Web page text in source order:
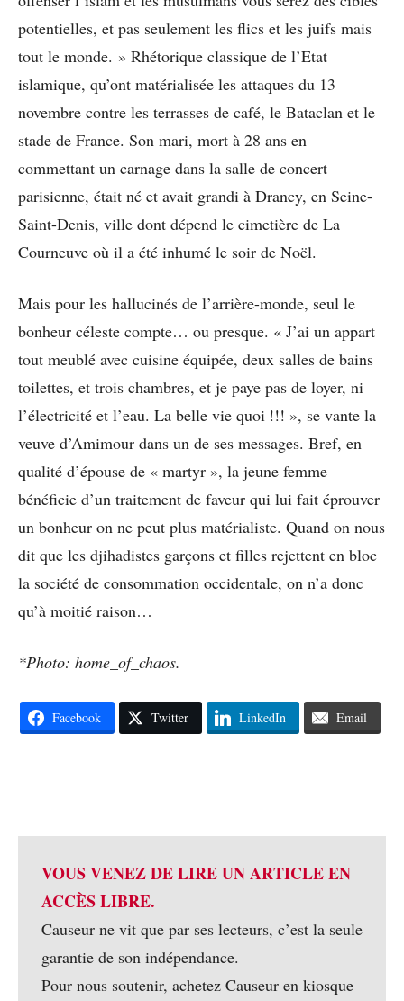
potentielles, et pas seulement les flics et les juifs mais
tout le monde. » Rhétorique classique de l’Etat
islamique, qu’ont matérialisée les attaques du 13
novembre contre les terrasses de café, le Bataclan et le
stade de France. Son mari, mort à 28 ans en
commettant un carnage dans la salle de concert
parisienne, était né et avait grandi à Drancy, en Seine-
Saint-Denis, ville dont dépend le cimetière de La
Courneuve où il a été inhumé le soir de Noël.
Mais pour les hallucinés de l’arrière-monde, seul le
bonheur céleste compte… ou presque. « J’ai un appart
tout meublé avec cuisine équipée, deux salles de bains
toilettes, et trois chambres, et je paye pas de loyer, ni
l’électricité et l’eau. La belle vie quoi !!! », se vante la
veuve d’Amimour dans un de ses messages. Bref, en
qualité d’épouse de « martyr », la jeune femme
bénéficie d’un traitement de faveur qui lui fait éprouver
un bonheur on ne peut plus matérialiste. Quand on nous
dit que les djihadistes garçons et filles rejettent en bloc
la société de consommation occidentale, on n’a donc
qu’à moitié raison…
*Photo: home_of_chaos.
Facebook Twitter LinkedIn Email
VOUS VENEZ DE LIRE UN ARTICLE EN
ACCÈS LIBRE.
Causeur ne vit que par ses lecteurs, c’est la seule
garantie de son indépendance.
Pour nous soutenir, achetez Causeur en kiosque